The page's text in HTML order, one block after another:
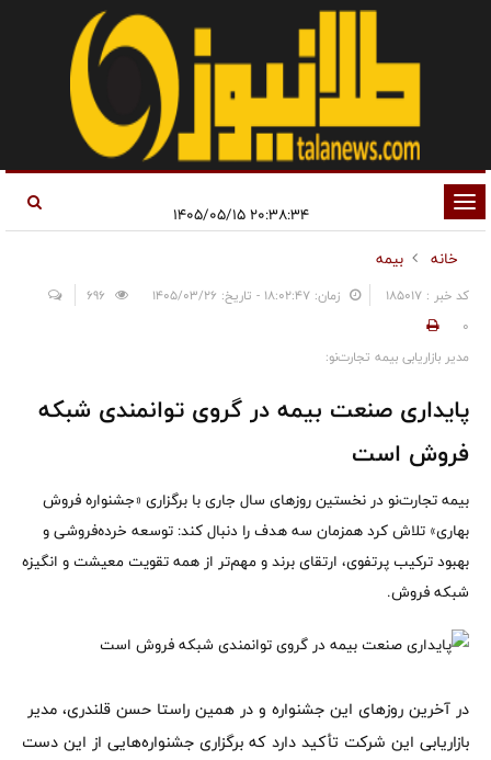
تغییر
وضعیت
ناوبری
۲۰:۳۸:۳۴ ۱۴۰۵/۰۵/۱۵
خانه
بیمه
کد خبر : 185017 زمان: ۱۸:۰۲:۴۷ - تاریخ: ۱۴۰۵/۰۳/۲۶
0
مدیر بازاریابی بیمه تجارت‌نو:
پایداری صنعت بیمه در گروی توانمندی شبکه
فروش است
بیمه تجارت‌نو در نخستین روزهای سال جاری با برگزاری «جشنواره فروش
بهاری» تلاش کرد همزمان سه هدف را دنبال کند: توسعه خرده‌فروشی و
بهبود ترکیب پرتفوی، ارتقای برند و مهم‌تر از همه تقویت معیشت و انگیزه
شبکه فروش.
در آخرین روزهای این جشنواره و در همین راستا حسن قلندری، مدیر
بازاریابی این شرکت تأکید دارد که برگزاری جشنواره‌هایی از این دست